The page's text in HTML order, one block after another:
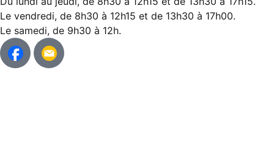
Le vendredi, de 8h30 à 12h15 et de 13h30 à 17h00.
Le samedi, de 9h30 à 12h.